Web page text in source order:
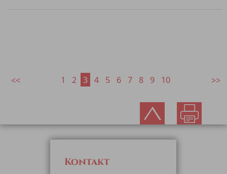
1 2 3 4 5 6 7 8 9 10
Kontakt